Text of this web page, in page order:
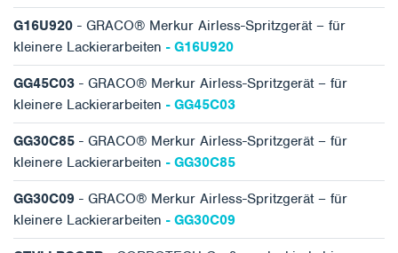
G16U920 - GRACO® Merkur Airless-Spritzgerät – für
kleinere Lackierarbeiten - G16U920
GG45C03 - GRACO® Merkur Airless-Spritzgerät – für
kleinere Lackierarbeiten - GG45C03
GG30C85 - GRACO® Merkur Airless-Spritzgerät – für
kleinere Lackierarbeiten - GG30C85
GG30C09 - GRACO® Merkur Airless-Spritzgerät – für
kleinere Lackierarbeiten - GG30C09